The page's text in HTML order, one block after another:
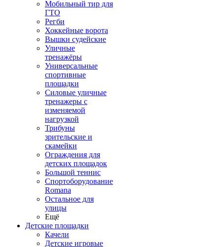
Мобильный тир для
ГТО
Регби
Хоккейные ворота
Вышки судейские
Уличные
тренажёры
Универсальные
спортивные
площадки
Силовые уличные
тренажеры с
изменяемой
нагрузкой
Трибуны
зрительские и
скамейки
Ограждения для
детских площадок
Большой теннис
Спортоборудование
Romana
Остальное для
улицы
Ещё
Детские площадки
Качели
Детские игровые